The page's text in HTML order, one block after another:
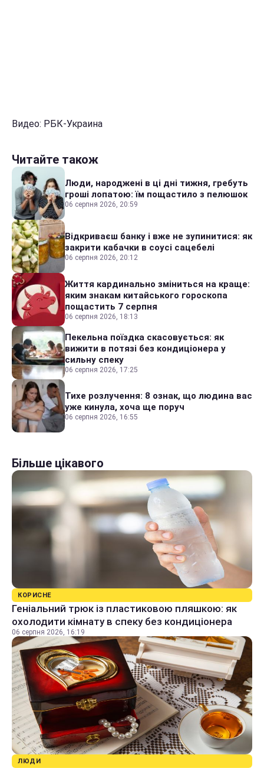
Видео: РБК-Украина
Читайте також
Люди, народжені в ці дні тижня, гребуть
гроші лопатою: їм пощастило з пелюшок
06 серпня 2026, 20:59
Відкриваєш банку і вже не зупинитися: як
закрити кабачки в соусі сацебелі
06 серпня 2026, 20:12
Життя кардинально зміниться на краще:
яким знакам китайського гороскопа
пощастить 7 серпня
06 серпня 2026, 18:13
Пекельна поїздка скасовується: як
вижити в потязі без кондиціонера у
сильну спеку
06 серпня 2026, 17:25
Тихе розлучення: 8 ознак, що людина вас
уже кинула, хоча ще поруч
06 серпня 2026, 16:55
Більше цікавого
КОРИСНЕ
Геніальний трюк із пластиковою пляшкою: як
охолодити кімнату в спеку без кондиціонера
06 серпня 2026, 16:19
ЛЮДИ